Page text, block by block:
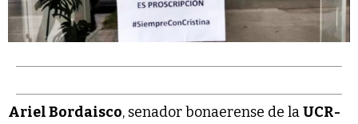
Ariel Bordaisco, senador bonaerense de laUCR-